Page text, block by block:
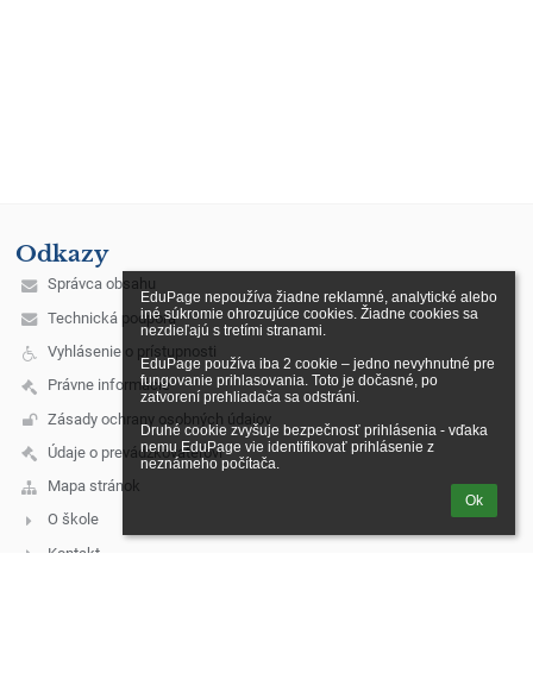
EduPage nepoužíva žiadne reklamné, analytické alebo
iné súkromie ohrozujúce cookies. Žiadne cookies sa
nezdieľajú s tretími stranami.
EduPage používa iba 2 cookie – jedno nevyhnutné pre
fungovanie prihlasovania. Toto je dočasné, po
zatvorení prehliadača sa odstráni.
Druhé cookie zvyšuje bezpečnosť prihlásenia - vďaka
nemu EduPage vie identifikovať prihlásenie z
neznámeho počítača.
Ok
Odkazy
Správca obsahu
Technická podpora
Vyhlásenie o prístupnosti
Právne informácie
Zásady ochrany osobných údajov
Údaje o prevádzkovateľovi
Mapa stránok
O škole
Kontakt